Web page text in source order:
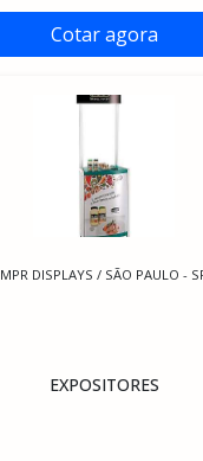
Cotar agora
MPR DISPLAYS / SÃO PAULO -
EXPOSITORES